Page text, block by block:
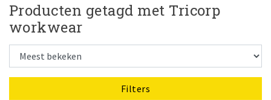
Producten getagd met Tricorp
workwear
Filters